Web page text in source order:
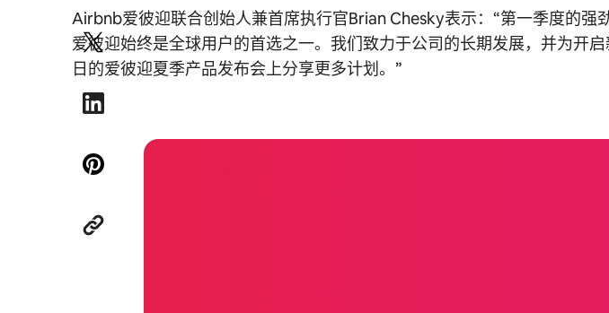
Airbnb爱彼迎联合创始人兼首席执行官Brian Chesky表示：“第一季度的
爱彼迎始终是全球用户的首选之一。我们致力于公司的长期发展，并为开
日的爱彼迎夏季产品发布会上分享更多计划。”